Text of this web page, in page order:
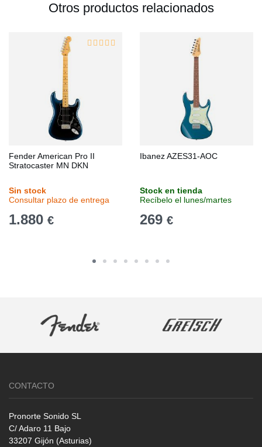
Otros productos relacionados
Fender American Pro II
Stratocaster MN DKN
Sin stock
Consultar plazo de entrega
1.880 €
Ibanez AZES31-AOC
Stock en tienda
Recíbelo el lunes/martes
269 €
CONTACTO
Pronorte Sonido SL
C/ Adaro 11 Bajo
33207 Gijón (Asturias)